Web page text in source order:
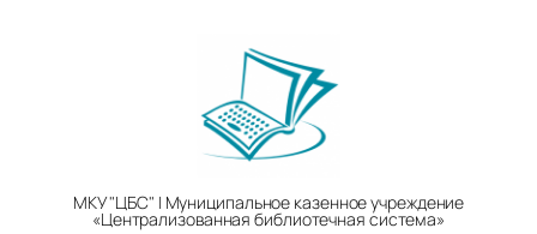
МКУ "ЦБС" | Муниципальное казенное учреждение
«Централизованная библиотечная система»